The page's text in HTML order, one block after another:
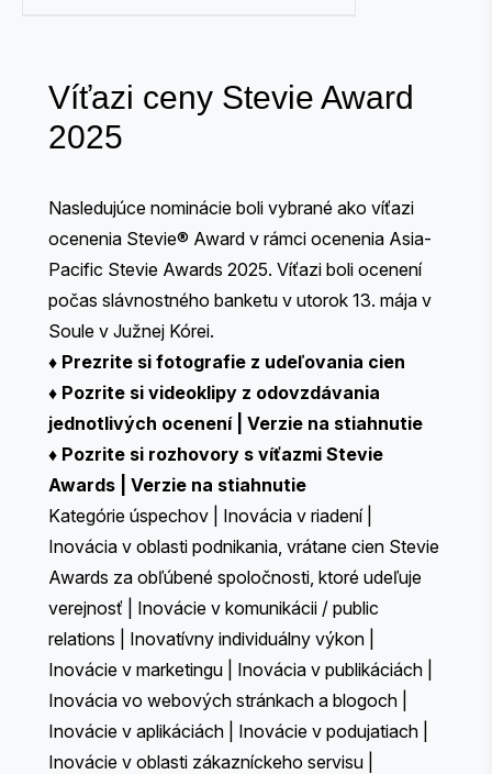
Víťazi ceny Stevie Award
2025
Nasledujúce nominácie boli vybrané ako víťazi
ocenenia Stevie® Award v rámci ocenenia Asia-
Pacific Stevie Awards 2025. Víťazi boli ocenení
počas slávnostného banketu v utorok 13. mája v
Soule v Južnej Kórei.
♦ Prezrite si fotografie z udeľovania cien
♦ Pozrite si videoklipy z odovzdávania
jednotlivých ocenení| Verzie na stiahnutie
♦ Pozrite si rozhovory s víťazmi Stevie
Awards
Verzie na stiahnutie
Kategórie úspechov
Inovácia v riadení|
Inovácia v oblasti podnikania, vrátane cien Stevie
Awards za obľúbené spoločnosti, ktoré udeľuje
verejnosť
Inovácie v komunikácii / public
relations
Inovatívny individuálny výkon
Inovácie v marketingu
Inovácia v publikáciách
Inovácia vo webových stránkach a blogoch
Inovácie v aplikáciách
Inovácie v podujatiach
Inovácie v oblasti zákazníckeho servisu